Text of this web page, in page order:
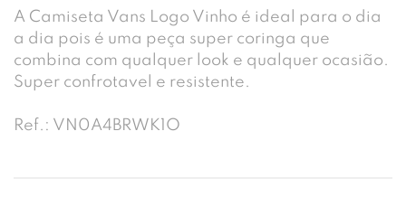
A Camiseta Vans Logo Vinho é ideal para o dia
a dia pois é uma peça super coringa que
combina com qualquer look e qualquer ocasião.
Super confrotavel e resistente.
Ref.: VN0A4BRWK1O